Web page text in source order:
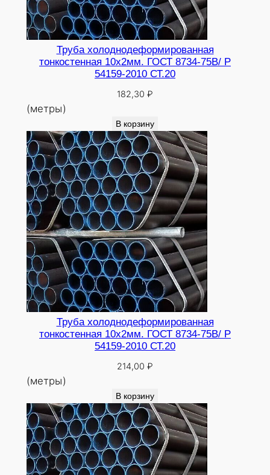
Труба холоднодеформированная
тонкостенная 10х2мм. ГОСТ 8734-75В/ Р
54159-2010 СТ.20
182,30 ₽
(метры)
В корзину
Труба холоднодеформированная
тонкостенная 10х2мм. ГОСТ 8734-75В/ Р
54159-2010 СТ.20
214,00 ₽
(метры)
В корзину